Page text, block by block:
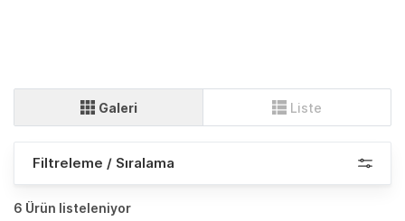
Galeri Liste
Filtreleme / Sıralama
6 Ürün listeleniyor